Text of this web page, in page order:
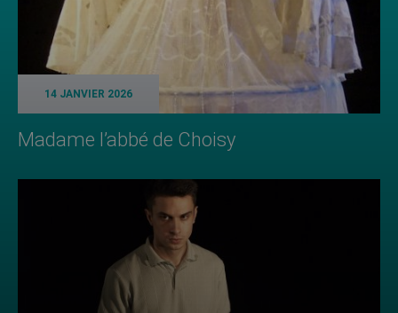
14 JANVIER 2026
Madame l’abbé de Choisy